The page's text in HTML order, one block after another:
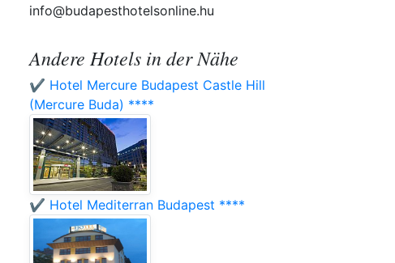
info@budapesthotelsonline.hu
Andere Hotels in der Nähe
✔️ Hotel Mercure Budapest Castle Hill
(Mercure Buda) ****
✔️ Hotel Mediterran Budapest ****